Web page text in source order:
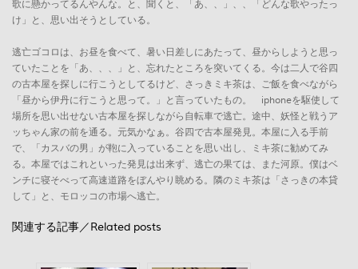
歌に懸かってるんやんな。と、聞くと、「あ、、」、、「どんな歌やったっ
け」と、思い出そうとしている。
逃亡ゴコロは、お昼を食べて、暑い日差しにあたって、昼からしようと思っ
ていたことを「あ、、、」と、忘れたところを突いてくる。今は二人で谷四
の古本屋を探しに行こうとしてるけど、さっきミキ茶は、ご飯を食べながら
「昼から伊丹に行こうと思って。」と言っていたもの。 iphoneを駆使して
場所を思い出せない古本屋を探しながら自転車で逃亡。途中、妖怪と戦うア
ッちゃん家の前を通る。元気かなぁ。谷四で古本屋発見。本屋に入る手前
で、「カスバの男」が鞄に入っていることを思い出し、ミキ茶に勧めてみ
る。本屋ではこれといった発見は出来ず、逃亡の果ては、また河原。僕はベ
ンチに寝そべって高速道路をぼんやり眺める。隣のミキ茶は「さっきの本貸
して」と、モロッコの市場へ逃亡。
関連する記事／Related posts